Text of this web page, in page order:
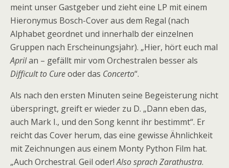
meint unser Gastgeber und zieht eine LP mit einem
Hieronymus Bosch-Cover aus dem Regal (nach
Alphabet geordnet und innerhalb der einzelnen
Gruppen nach Erscheinungsjahr). „Hier, hört euch mal
Aprilan – gefällt mir vom Orchestralen besser als
Difficult to Cureoder das Concerto“.
Als nach den ersten Minuten seine Begeisterung nicht
überspringt, greift er wieder zu D. „Dann eben das,
auch Mark I., und den Song kennt ihr bestimmt“. Er
reicht das Cover herum, das eine gewisse Ähnlichkeit
mit Zeichnungen aus einem Monty Python Film hat.
„Auch Orchestral. Geil oder!Also sprach Zarathustra.